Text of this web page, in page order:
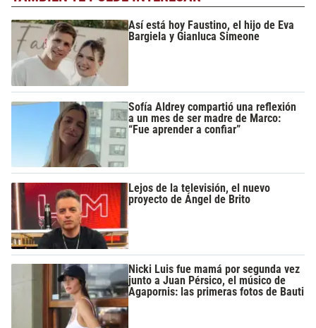
Así está hoy Faustino, el hijo de Eva
Bargiela y Gianluca Simeone
Sofía Aldrey compartió una reflexión
a un mes de ser madre de Marco:
“Fue aprender a confiar”
Lejos de la televisión, el nuevo
proyecto de Ángel de Brito
Nicki Luis fue mamá por segunda vez
junto a Juan Pérsico, el músico de
Agapornis: las primeras fotos de Bauti